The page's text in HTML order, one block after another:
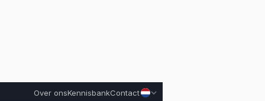
Over onsKennisbankContact
Gepubliceerd op:25 maart 2026